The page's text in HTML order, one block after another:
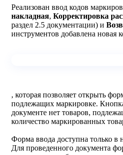
Реализован ввод кодов
накладная, Корректировка
раздел 2.5 документации) и
инструментов добавлена новая
, которая позволяет открыть
подлежащих маркировке.
документе нет товаров,
количество маркированных
Форма ввода доступна только в
Для проведенного документа